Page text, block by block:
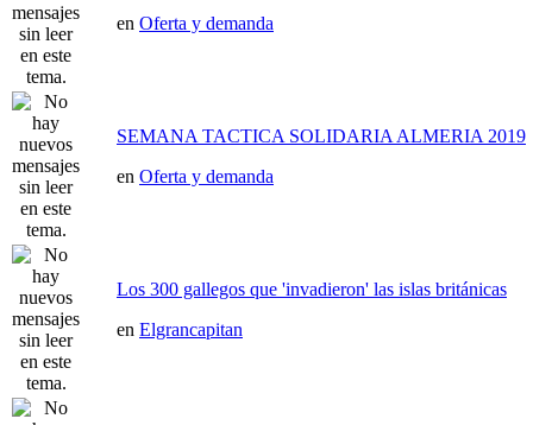
en Oferta y demanda
SEMANA TACTICA SOLIDARIA ALMERIA 2019
en Oferta y demanda
Los 300 gallegos que 'invadieron' las islas británicas
en Elgrancapitan